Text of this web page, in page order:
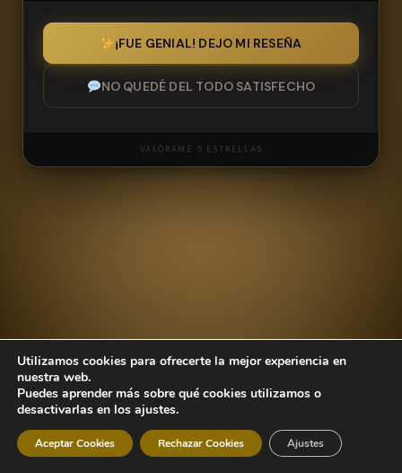
¡FUE GENIAL! DEJO MI RESEÑA
NO QUEDÉ DEL TODO SATISFECHO
VALÓRAME 5 ESTRELLAS
CORREO ELECTRÓNICO
MENSAJE
Utilizamos cookies para ofrecerte la mejor experiencia en
nuestra web.
Puedes aprender más sobre qué cookies utilizamos o
desactivarlas en los ajustes.
Aceptar Cookies Rechazar Cookies Ajustes